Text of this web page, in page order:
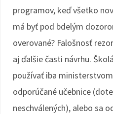
programov, keď všetko
má byť pod bdelým
overované? Falošnosť
aj ďalšie časti návrhu.
používať iba
odporúčané učebnice
neschválených), alebo sa